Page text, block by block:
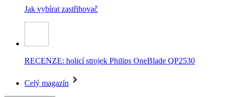
Jak vybírat zastřihovač
RECENZE: holicí strojek Philips OneBlade QP2530
Celý magazín